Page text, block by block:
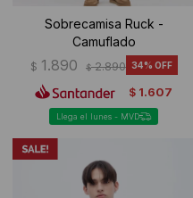
Sobrecamisa Ruck -
Camuflado
$ 1.890 $ 2.890 34
$ 1.607
Llega el lunes - MVD